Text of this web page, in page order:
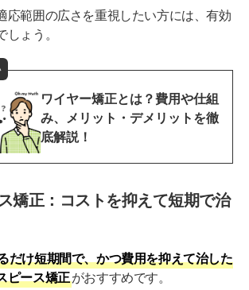
応範囲の広さを重視したい方には、有効
しょう。
ワイヤー矯正とは？費用や仕組
み、メリット・デメリットを徹
底解説！
矯正：コストを抑えて短期で治
だけ短期間で、かつ費用を抑えて治した
ピース矯正がおすすめです。